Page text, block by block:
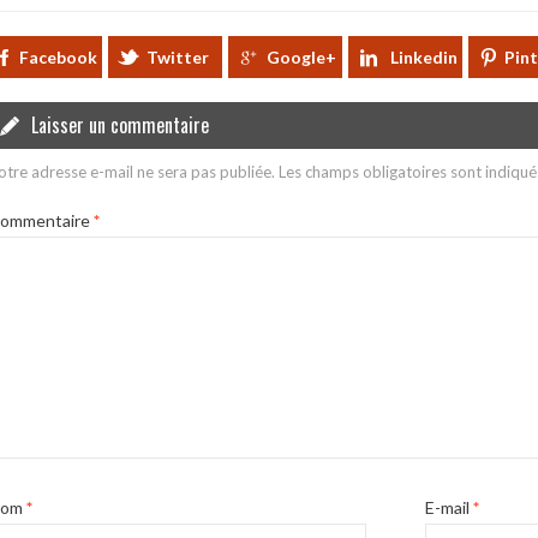
Facebook Twitter Google+ Linkedin
Laisser un commentaire
adresse e-mail ne sera pas publiée. Les champs obligatoires sont
*
* E-mail*